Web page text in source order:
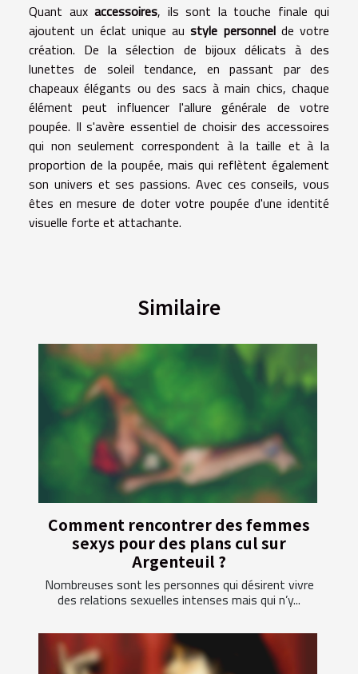
Quant aux accessoires, ils sont la touche finale qui
ajoutent un éclat unique austyle personnelde votre
création. De la sélection de bijoux délicats à des
lunettes de soleil tendance, en passant par des
chapeaux élégants ou des sacs à main chics, chaque
élément peut influencer l'allure générale de votre
poupée. Il s'avère essentiel de choisir des accessoires
qui non seulement correspondent à la taille et à la
proportion de la poupée, mais qui reflètent également
son univers et ses passions. Avec ces conseils, vous
êtes en mesure de doter votre poupée d'une identité
visuelle forte et attachante.
Similaire
Comment rencontrer des femmes
sexys pour des plans cul sur
Argenteuil ?
Nombreuses sont les personnes qui désirent vivre
des relations sexuelles intenses mais qui n’y...